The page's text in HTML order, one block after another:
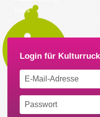
Links